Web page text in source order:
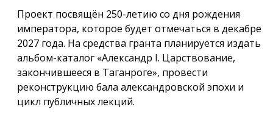
Проект посвящён 250-летию со дня рождения
императора, которое будет отмечаться в декабре
2027 года. На средства гранта планируется издать
альбом-каталог «Александр I. Царствование,
закончившееся в Таганроге», провести
реконструкцию бала александровской эпохи и
цикл публичных лекций.